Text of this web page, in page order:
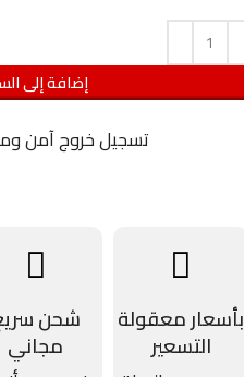
إضافة إلى
تسجيل خروج آمن
بأسعار معقولة
التسعير
شحن
مجاني